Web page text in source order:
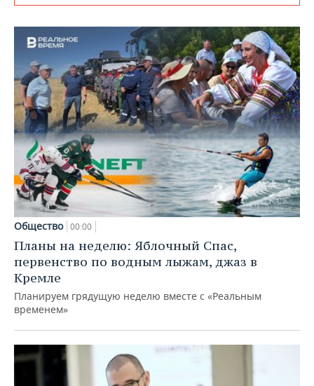
Общество 00:00
Планы на неделю: Яблочный Спас,
первенство по водным лыжам, джаз в
Кремле
Планируем грядущую неделю вместе с «Реальным
временем»